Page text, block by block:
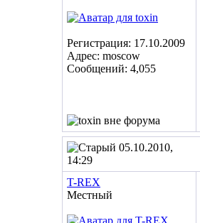
Регистрация: 17.10.2009
Адрес: moscow
Сообщений: 4,055
05.10.2010,
14:29
T-REX
Местный